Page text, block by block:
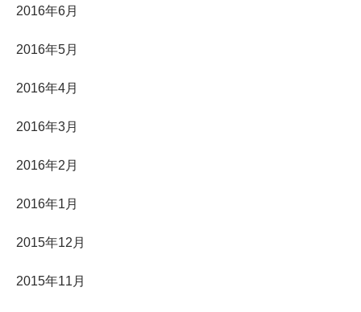
2016年6月
2016年5月
2016年4月
2016年3月
2016年2月
2016年1月
2015年12月
2015年11月